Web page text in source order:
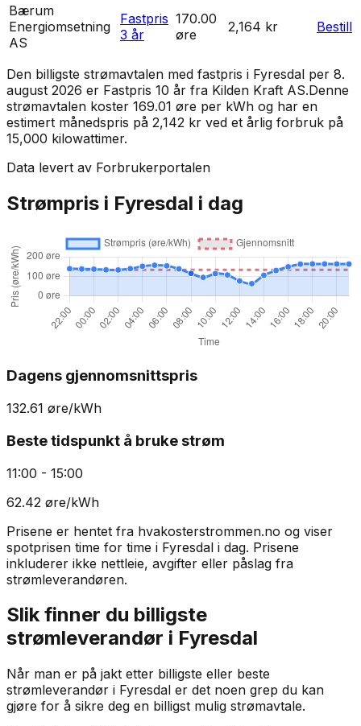
Bærum
Energiomsetning
AS
Fastpris
3 år
170.00
øre
2,164 kr Bestill
Den billigste strømavtalen med fastpris i Fyresdal per 8.
august 2026 er Fastpris 10 år fra Kilden Kraft AS.Denne
strømavtalen koster 169.01 øre per kWh og har en
estimert månedspris på 2,142 kr ved et årlig forbruk på
15,000 kilowattimer.
Data levert av Forbrukerportalen
Strømpris i Fyresdal i dag
Dagens gjennomsnittspris
132.61 øre/kWh
Beste tidspunkt å bruke strøm
11:00 - 15:00
62.42 øre/kWh
Prisene er hentet fra hvakosterstrommen.no og viser
spotprisen time for time i Fyresdal i dag. Prisene
inkluderer ikke nettleie, avgifter eller påslag fra
strømleverandøren.
Slik finner du billigste
strømleverandør i Fyresdal
Når man er på jakt etter billigste eller beste
strømleverandør i Fyresdal er det noen grep du kan
gjøre for å sikre deg en billigst mulig strømavtale.